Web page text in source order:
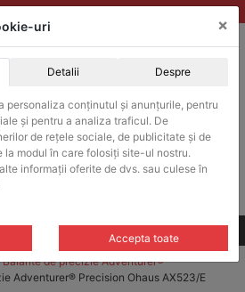
si in sistemul SEAP / SICAP
CAUTARE
Balante de precizie Adventurer®
Adventurer® Precision Ohaus AX523/E
uri ×
Detalii Despre
personaliza conținutul și anunțurile, pentru
și pentru a analiza traficul. De
de rețele sociale, de publicitate și de
modul în care folosiți site-ul nostru.
informații oferite de dvs. sau culese în
Accepta toate